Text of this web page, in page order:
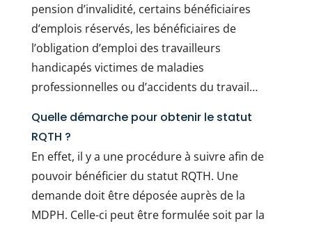
pension d’invalidité, certains bénéficiaires
d’emplois réservés, les bénéficiaires de
l’obligation d’emploi des travailleurs
handicapés victimes de maladies
professionnelles ou d’accidents du travail…
Quelle démarche pour obtenir le statut
RQTH ?
En effet, il y a une procédure à suivre afin de
pouvoir bénéficier du statut RQTH. Une
demande doit être déposée auprès de la
MDPH. Celle-ci peut être formulée soit par la